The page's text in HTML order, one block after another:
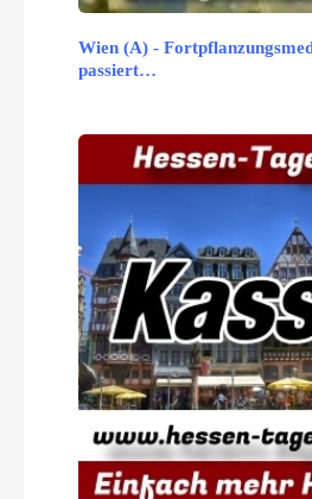
Wien (A) -
passiert…